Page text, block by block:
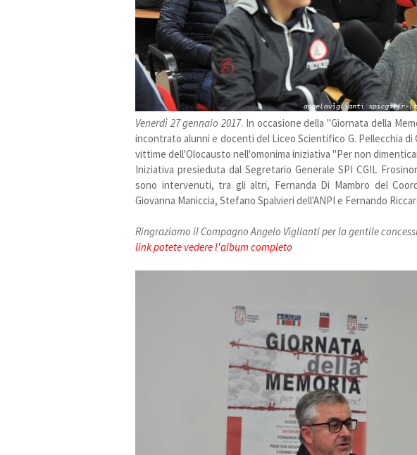
Venerdì 27 gennaio 2017. In occasione della "Giornata della
incontrato alunni e docenti del Liceo Scientifico G. Pellecchia di
vittime dell'Olocausto nell'omonima iniziativa "Per non
Iniziativa presieduta dal Segretario Generale SPI CGIL
sono intervenuti, tra gli altri, Fernanda Di Mambro del
Giovanna Maniccia, Stefano Spalvieri dell'ANPI e Fernando
Ringraziamo il Compagno Angelo Viglianti per la gentile
link potete vedere l'album completo